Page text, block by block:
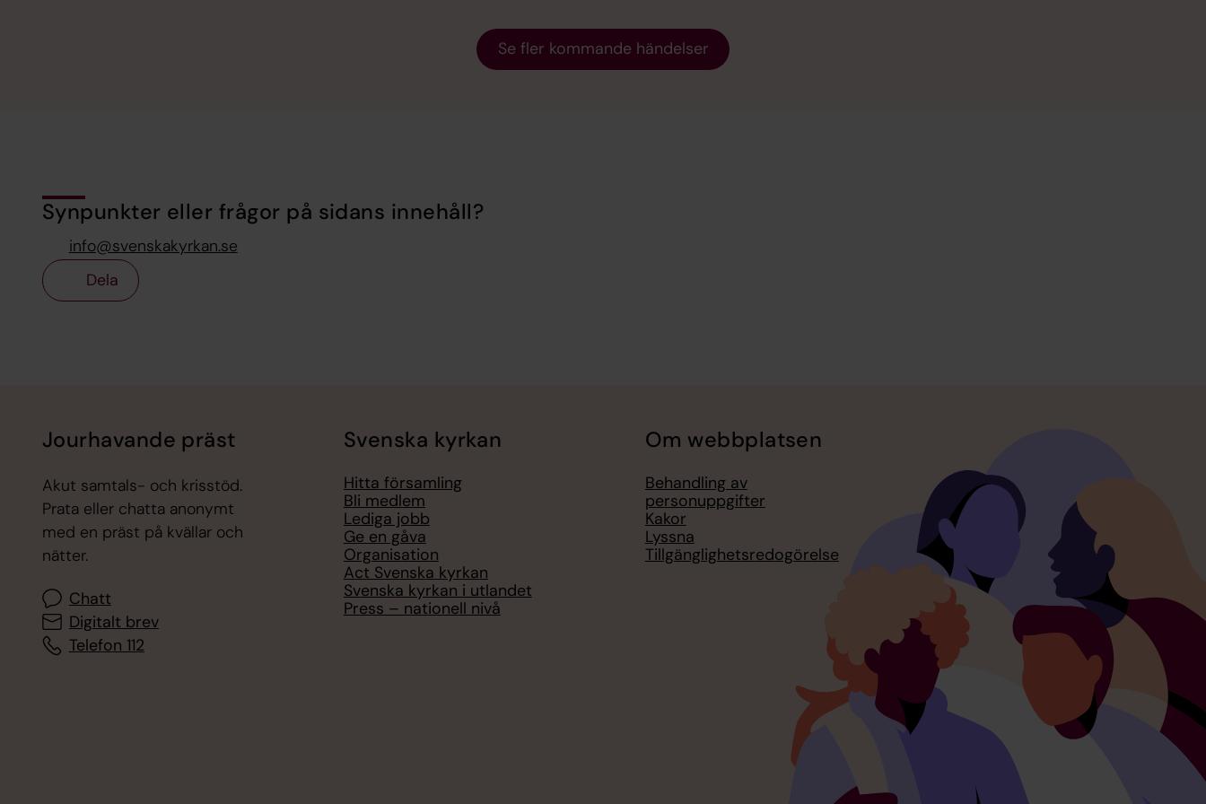
Se fler kommande händelser
Synpunkter eller frågor på sidans innehåll?
info@svenskakyrkan.se
Dela
Jourhavande präst
Akut samtals- och krisstöd.
Prata eller chatta anonymt
med en präst på kvällar och
nätter.
Chatt
Digitalt brev
Telefon 112
Svenska kyrkan
Hitta församling
Bli medlem
Lediga jobb
Ge en gåva
Organisation
Act Svenska kyrkan
Svenska kyrkan i utlandet
Press – nationell nivå
Om webbplatsen
Behandling av
personuppgifter
Kakor
Lyssna
Tillgänglighetsredogörelse